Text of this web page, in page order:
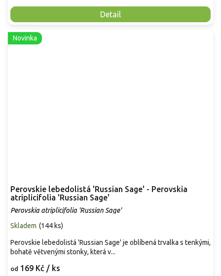
Detail
Novinka
Perovskie lebedolistá 'Russian Sage' - Perovskia
atriplicifolia 'Russian Sage'
Perovskia atriplicifolia 'Russian Sage'
Skladem (144 ks)
od 169 Kč / ks
Perovskie lebedolistá 'Russian Sage' je oblíbená trvalka s tenkými,
bohatě větvenými stonky, která v...